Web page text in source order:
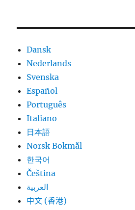
Dansk
Nederlands
Svenska
Español
Português
Italiano
日本語
Norsk Bokmål
한국어
Čeština
العربية
中文 (香港)